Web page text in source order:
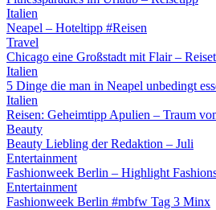
Italien
Neapel – Hoteltipp #Reisen
Travel
Chicago eine Großstadt mit Flair –
Italien
5 Dinge die man in Neapel unbedingt
Italien
Reisen: Geheimtipp Apulien – Traum
Beauty
Beauty Liebling der Redaktion – Juli
Entertainment
Fashionweek Berlin – Highlight
Entertainment
Fashionweek Berlin #mbfw Tag 3 Minx